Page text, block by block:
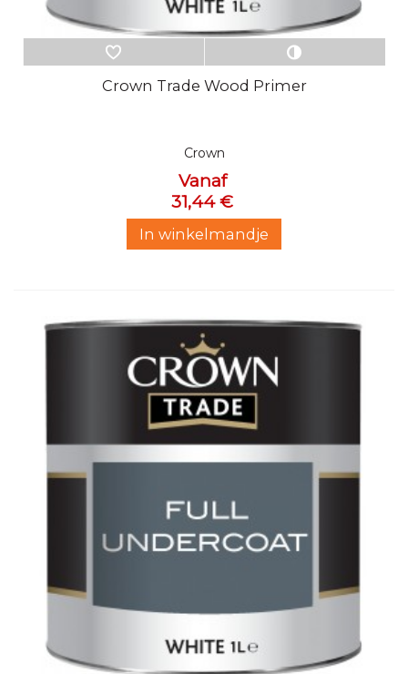
Crown Trade Wood Primer
Crown
Vanaf
31,44 €
In winkelmandje